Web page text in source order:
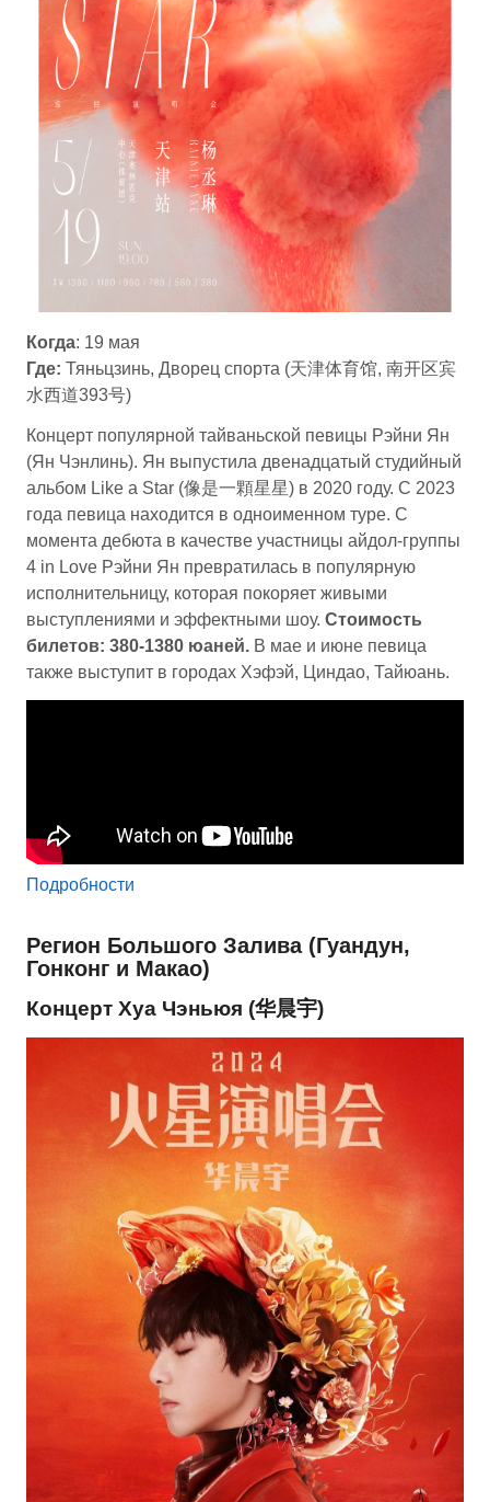
Когда: 19 мая
Где: Тяньцзинь, Дворец спорта (天津体育馆, 南开区宾
水西道393号)
Концерт популярной тайваньской певицы Рэйни Ян
(Ян Чэнлинь). Ян выпустила двенадцатый студийный
альбом Like a Star (像是一顆星星) в 2020 году. С 2023
года певица находится в одноименном туре. С
момента дебюта в качестве участницы айдол-группы
4 in Love Рэйни Ян превратилась в популярную
исполнительницу, которая покоряет живыми
выступлениями и эффектными шоу. Стоимость
билетов: 380-1380 юаней. В мае и июне певица
также выступит в городах Хэфэй, Циндао, Тайюань.
Подробности
Регион Большого Залива (Гуандун,
Гонконг и Макао)
Концерт Хуа Чэньюя (华晨宇)